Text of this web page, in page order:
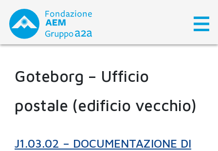
content
Goteborg – Ufficio
postale (edificio vecchio)
J1.03.02 – DOCUMENTAZIONE DI